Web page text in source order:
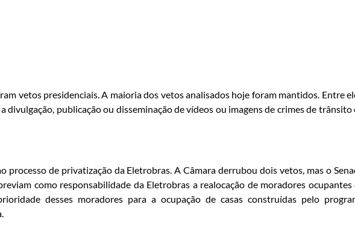
vetos presidenciais. A maioria dos vetos analisados hoje foram mantidos. Entre
divulgação, publicação ou disseminação de vídeos ou imagens de crimes de trânsito
de privatização da Eletrobras. A Câmara derrubou dois vetos, mas o
como responsabilidade da Eletrobras a realocação de moradores ocupantes
desses moradores para a ocupação de casas construídas pelo